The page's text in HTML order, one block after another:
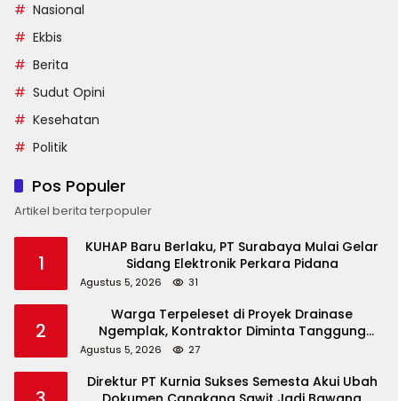
Nasional
Ekbis
Berita
Sudut Opini
Kesehatan
Politik
Pos Populer
Artikel berita terpopuler
1
KUHAP Baru Berlaku, PT Surabaya Mulai Gelar
Sidang Elektronik Perkara Pidana
Agustus 5, 2026 31
2
Warga Terpeleset di Proyek Drainase
Ngemplak, Kontraktor Diminta Tanggung
Biaya Korban
Agustus 5, 2026 27
Direktur PT Kurnia Sukses Semesta Akui Ubah